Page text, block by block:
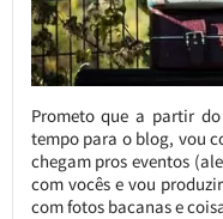
Prometo que a partir
tempo para o blog, vou
chegam pros eventos
com vocês e vou
com fotos bacanas e